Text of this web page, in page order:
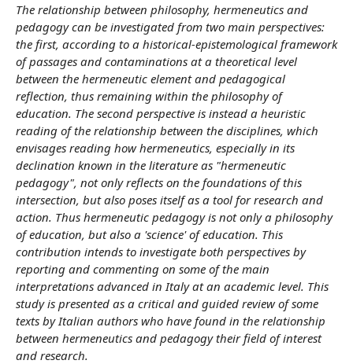
The relationship between philosophy, hermeneutics and
pedagogy can be investigated from two main perspectives:
the first, according to a historical-epistemological framework
of passages and contaminations at a theoretical level
between the hermeneutic element and pedagogical
reflection, thus remaining within the philosophy of
education. The second perspective is instead a heuristic
reading of the relationship between the disciplines, which
envisages reading how hermeneutics, especially in its
declination known in the literature as "hermeneutic
pedagogy", not only reflects on the foundations of this
intersection, but also poses itself as a tool for research and
action. Thus hermeneutic pedagogy is not only a philosophy
of education, but also a 'science' of education. This
contribution intends to investigate both perspectives by
reporting and commenting on some of the main
interpretations advanced in Italy at an academic level. This
study is presented as a critical and guided review of some
texts by Italian authors who have found in the relationship
between hermeneutics and pedagogy their field of interest
and research.